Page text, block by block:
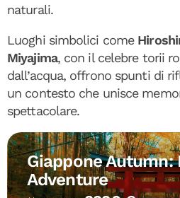
naturali.
Luoghi simbolici come
Miyajima, con il celebre torii
dall’acqua, offrono spunti di
un contesto che unisce
spettacolare.
Giappone Autumn:
Adventure